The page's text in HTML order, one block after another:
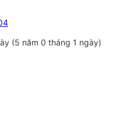
(5 năm 0 tháng 1 ngày)